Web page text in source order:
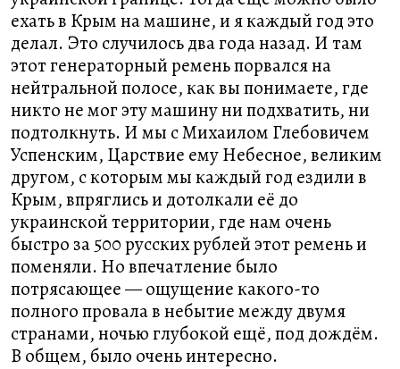
ехать в Крым на машине, и я каждый год это
делал. Это случилось два года назад. И там
этот генераторный ремень порвался на
нейтральной полосе, как вы понимаете, где
никто не мог эту машину ни подхватить, ни
подтолкнуть. И мы с Михаилом Глебовичем
Успенским, Царствие ему Небесное, великим
другом, с которым мы каждый год ездили в
Крым, впряглись и дотолкали её до
украинской территории, где нам очень
быстро за 500 русских рублей этот ремень и
поменяли. Но впечатление было
потрясающее — ощущение какого-то
полного провала в небытие между двумя
странами, ночью глубокой ещё, под дождём.
В общем, было очень интересно.